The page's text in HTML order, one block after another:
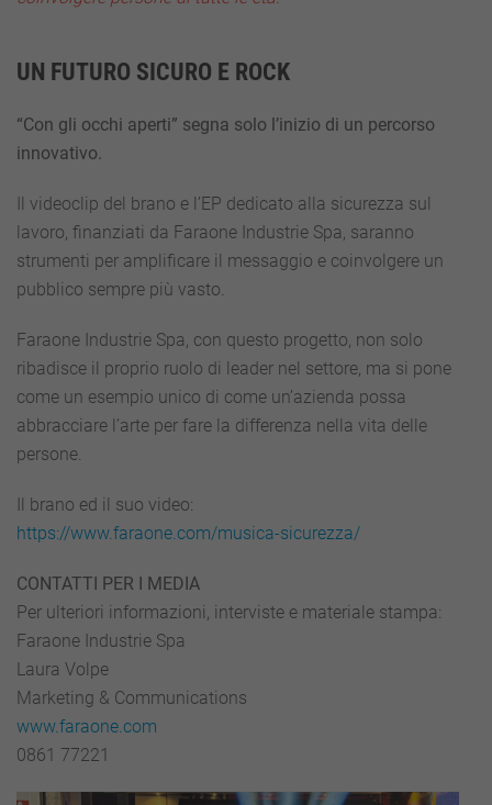
UN FUTURO SICURO E ROCK
“Con gli occhi aperti” segna solo l’inizio di un percorso
innovativo.
Il videoclip del brano e l’EP dedicato alla sicurezza sul
lavoro, finanziati da Faraone Industrie Spa, saranno
strumenti per amplificare il messaggio e coinvolgere un
pubblico sempre più vasto.
Faraone Industrie Spa, con questo progetto, non solo
ribadisce il proprio ruolo di leader nel settore, ma si pone
come un esempio unico di come un’azienda possa
abbracciare l’arte per fare la differenza nella vita delle
persone.
Il brano ed il suo video:
https://www.faraone.com/musica-sicurezza/
CONTATTI PER I MEDIA
Per ulteriori informazioni, interviste e materiale stampa:
Faraone Industrie Spa
Laura Volpe
Marketing & Communications
www.faraone.com
0861 77221